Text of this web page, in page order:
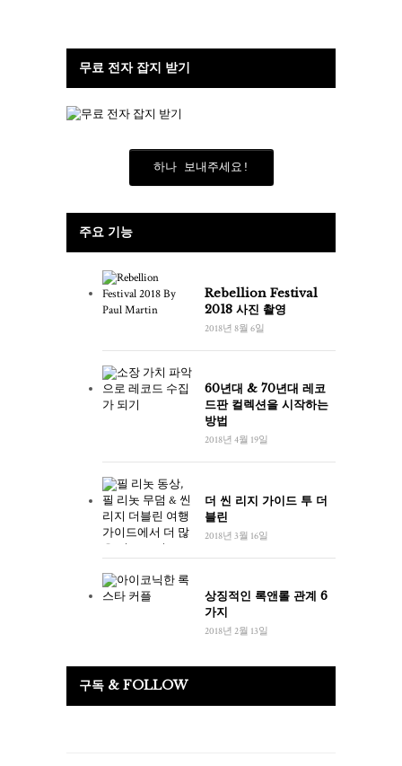
무료 전자 잡지 받기
하나 보내주세요!
주요 기능
Rebellion Festival
2018 사진 촬영
2018년 8월 6일
60년대 & 70년대 레코
드판 컬렉션을 시작하는
방법
2018년 4월 19일
더 씬 리지 가이드 투 더
블린
2018년 3월 16일
상징적인 록앤롤 관계 6
가지
2018년 2월 13일
구독 & FOLLOW